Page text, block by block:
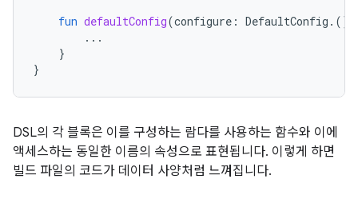
fun defaultConfig(configure : DefaultConfig .()
...
}
}
DSL의 각 블록은 이를 구성하는 람다를 사용하는 함수와 이에
액세스하는 동일한 이름의 속성으로 표현됩니다. 이렇게 하면
빌드 파일의 코드가 데이터 사양처럼 느껴집니다.